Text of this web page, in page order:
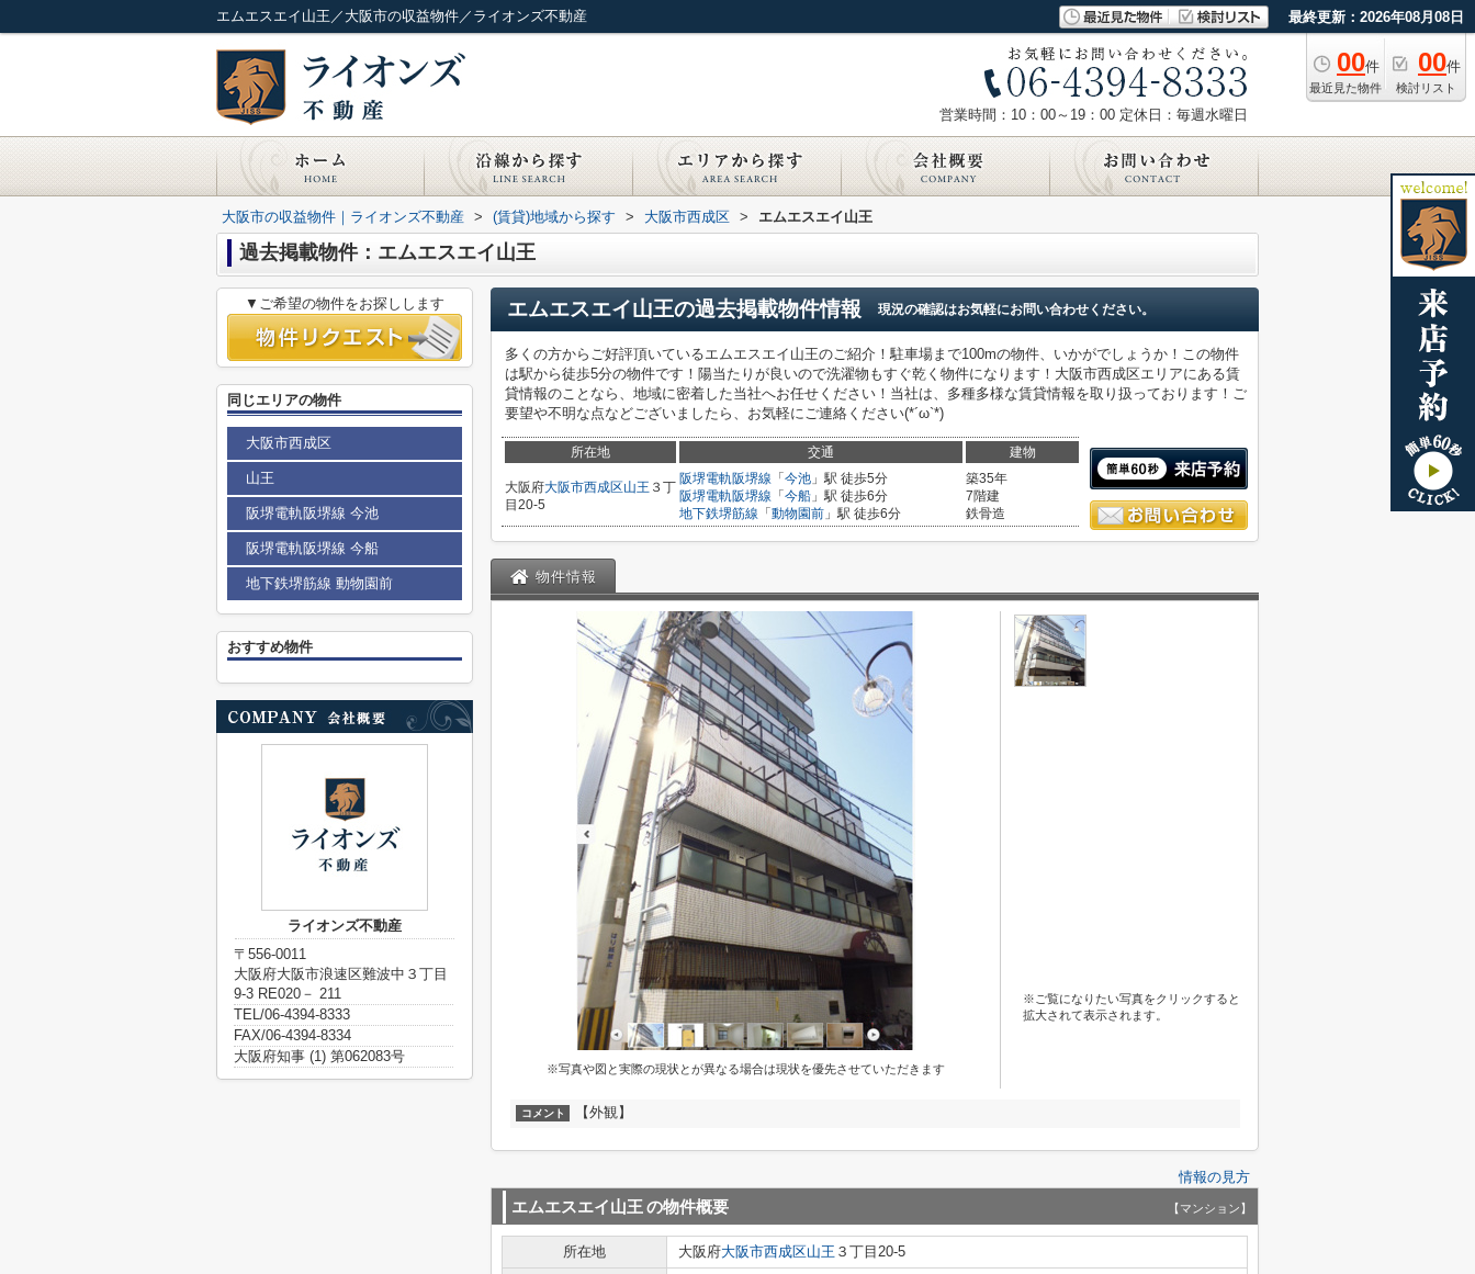
エムエスエイ山王／大阪市の収益物件／ライオンズ不動産 最終更新：2026年08月08日
00件
最近見た物件
00件
検討リスト
営業時間：10：00～19：00 定休日：毎週水曜日
大阪市の収益物件｜ライオンズ不動産 > (賃貸)地域から探す > 大阪市西成区 > エムエスエイ山王
過去掲載物件：エムエスエイ山王
エムエスエイ山王の過去掲載物件情報 現況の確認はお気軽にお問い合わせください。
多くの方からご好評頂いているエムエスエイ山王のご紹介！駐車場まで100mの物件、いかがでしょうか！この物件
は駅から徒歩5分の物件です！陽当たりが良いので洗濯物もすぐ乾く物件になります！大阪市西成区エリアにある賃
貸情報のことなら、地域に密着した当社へお任せください！当社は、多種多様な賃貸情報を取り扱っております！ご
要望や不明な点などございましたら、お気軽にご連絡ください(*´ω`*)
所在地 交通 建物
大阪府大阪市西成区山王 ３丁
目20-5
阪堺電軌阪堺線 「 今池 」駅 徒歩5分
阪堺電軌阪堺線 「 今船 」駅 徒歩6分
地下鉄堺筋線 「 動物園前 」駅 徒歩6分
築35年
7階建
鉄骨造
物件情報
※写真や図と実際の現状とが異なる場合は現状を優先させていただきます
※ご覧になりたい写真をクリックすると
拡大されて表示されます。
コメント 【外観】
情報の見方
エムエスエイ山王 の物件概要 【マンション】
所在地 大阪府大阪市西成区山王 ３丁目20-5
▼ご希望の物件をお探しします
同じエリアの物件
大阪市西成区
山王
阪堺電軌阪堺線 今池
阪堺電軌阪堺線 今船
地下鉄堺筋線 動物園前
おすすめ物件
ライオンズ不動産
〒556-0011
大阪府大阪市浪速区難波中３丁目
9-3 RE020－ 211
TEL/06-4394-8333
FAX/06-4394-8334
大阪府知事 (1) 第062083号